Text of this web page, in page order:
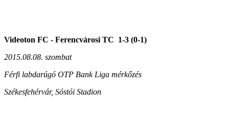
Videoton FC - Ferencvárosi TC 1-3 (0-1)
2015.08.08. szombat
Férfi labdarúgó OTP Bank Liga mérkőzés
Székesfehérvár, Sóstói Stadion